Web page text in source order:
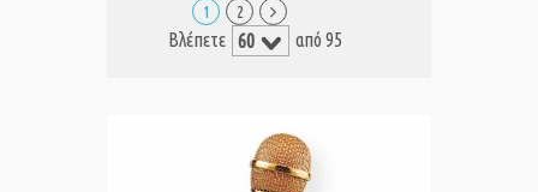
1 2
Βλέπετε από 95